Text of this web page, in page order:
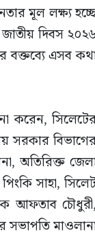
মূল লক্ষ্য
জাতীয় দিবস ২০২৬
বক্তব্যে এসব কথা
সরকার
অতিরিক্ত জেলা
সাহা,
আফতাব চৌধুরী,
সভাপতি মাওলানা